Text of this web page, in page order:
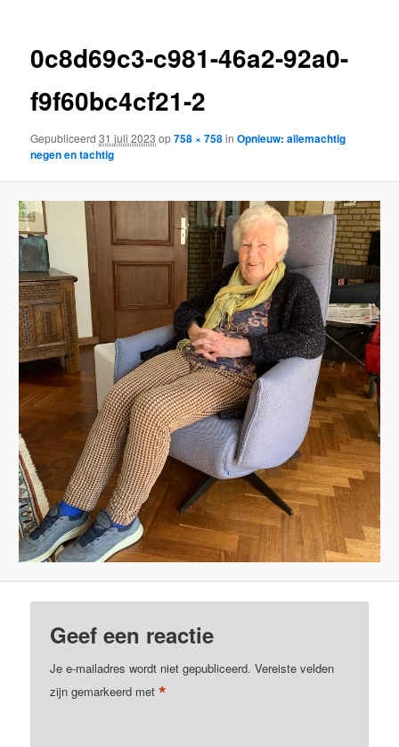
0c8d69c3-c981-46a2-92a0-
f9f60bc4cf21-2
Gepubliceerd31 juli 2023 op758 × 758inOpnieuw: allemachtig
negen en tachtig
Geef een reactie
Je e-mailadres wordt niet gepubliceerd. Vereiste velden
zijn gemarkeerd met*